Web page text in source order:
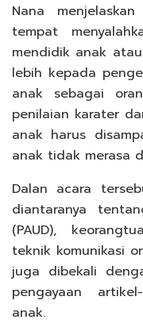
Nana
tempat
mendidik anak
lebih kepada
anak sebagai
penilaian karater
anak harus
anak tidak merasa
Dalan acara
diantaranya
(PAUD),
teknik komunikasi
juga dibekali
pengayaan
anak.